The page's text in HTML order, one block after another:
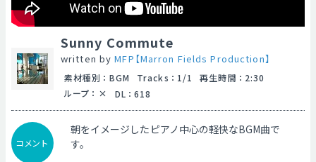
Sunny Commute
written byMFP【Marron Fields Production】
素材種別 ： BGM Tracks ： 1/1 再生時間 ： 2:30
ループ ： DL ： 618
コメント
朝をイメージしたピアノ中心の軽快なBGM曲で
す。